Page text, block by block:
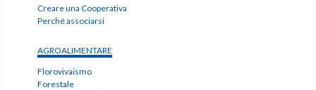
Creare una Cooperativa
Perché associarsi
AGROALIMENTARE
Florovivaismo
Forestale